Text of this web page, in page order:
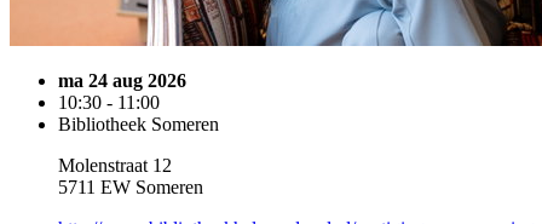
ma 24 aug 2026
10:30 - 11:00
Bibliotheek Someren
Molenstraat 12
5711 EW Someren